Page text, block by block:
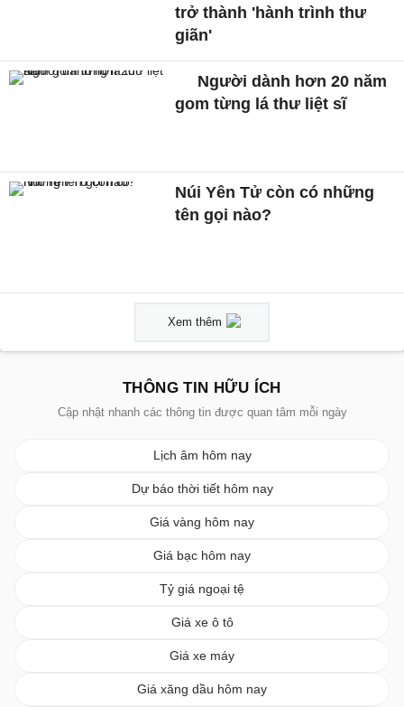
trở thành 'hành trình thư
giãn'
Người dành hơn 20 năm
gom từng lá thư liệt sĩ
Núi Yên Tử còn có những
tên gọi nào?
Xem thêm
THÔNG TIN HỮU ÍCH
Cập nhật nhanh các thông tin được quan tâm mỗi ngày
Lịch âm hôm nay
Dự báo thời tiết hôm nay
Giá vàng hôm nay
Giá bạc hôm nay
Tỷ giá ngoại tệ
Giá xe ô tô
Giá xe máy
Giá xăng dầu hôm nay